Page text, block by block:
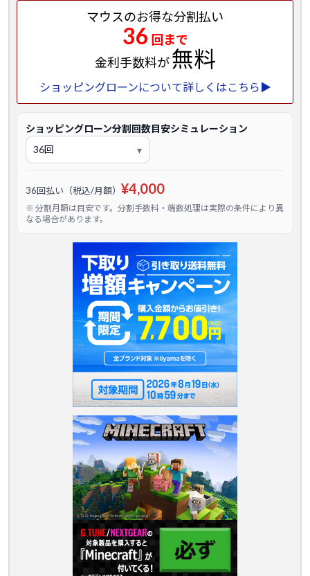
マウスのお得な分割払い
36 回まで
金利手数料が無料
ショッピングローンについて詳しくはこちら▶
ショッピングローン分割回数目安シミュレーション
36回払い（税込/月額） ¥4,000
※ 分割月額は目安です。分割手数料・端数処理は実際の条件により異
なる場合があります。